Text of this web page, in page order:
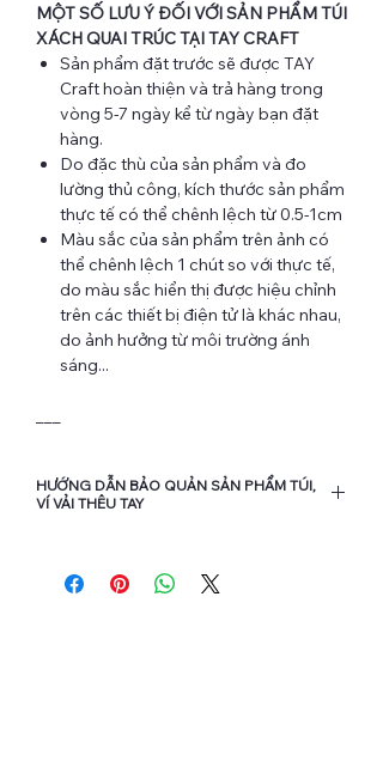
MỘT SỐ LƯU Ý ĐỐI VỚI SẢN PHẨM TÚI
XÁCH QUAI TRÚC TẠI TAY CRAFT
Sản phẩm đặt trước sẽ được TAY
Craft hoàn thiện và trả hàng trong
vòng 5-7 ngày kể từ ngày bạn đặt
hàng.
Do đặc thù của sản phẩm và đo
lường thủ công, kích thước sản phẩm
thực tế có thể chênh lệch từ 0.5-1cm
Màu sắc của sản phẩm trên ảnh có
thể chênh lệch 1 chút so với thực tế,
do màu sắc hiển thị được hiệu chỉnh
trên các thiết bị điện tử là khác nhau,
do ảnh hưởng từ môi trường ánh
sáng...
HƯỚNG DẪN BẢO QUẢN SẢN PHẨM TÚI,
VÍ VẢI THÊU TAY
xúc nhiều với nước và các loại hóa
chất để kéo dài độ bền của chỉ thêu